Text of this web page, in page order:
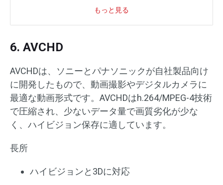
もっと見る
6. AVCHD
AVCHDは、ソニーとパナソニックが自社製品向け
に開発したもので、動画撮影やデジタルカメラに
最適な動画形式です。AVCHDはh.264/MPEG-4技術
で圧縮され、少ないデータ量で画質劣化が少な
く、ハイビジョン保存に適しています。
長所
ハイビジョンと3Dに対応